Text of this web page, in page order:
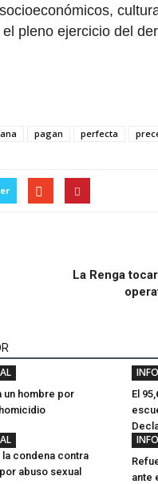
pleno ejercicio del
pagan perfecta
La Renga
un hombre por
El
la condena contra
abuso sexual
ante